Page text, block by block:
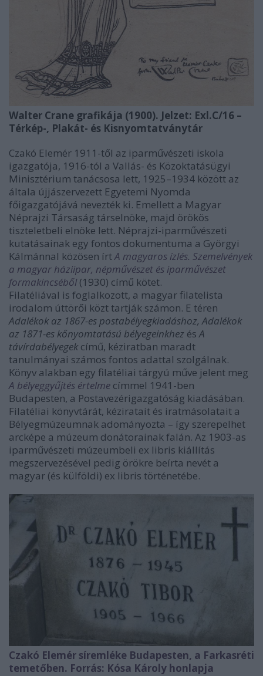
Walter Crane grafikája (1900). Jelzet: Exl.C/16 –
Térkép-, Plakát- és Kisnyomtatványtár
Czakó Elemér 1911-től az iparművészeti iskola
igazgatója, 1916-tól a Vallás- és Közoktatásügyi
Minisztérium tanácsosa lett, 1925–1934 között az
általa újjászervezett Egyetemi Nyomda
főigazgatójává nevezték ki. Emellett a Magyar
Néprajzi Társaság társelnöke, majd örökös
tiszteletbeli elnöke lett. Néprajzi-iparművészeti
kutatásainak egy fontos dokumentuma a Györgyi
Kálmánnal közösen írtA magyaros ízlés. Szemelvények
a magyar háziipar, népművészet és iparművészet
formakincséből(1930) című kötet.
Filatéliával is foglalkozott, a magyar filatelista
irodalom úttörői közt tartják számon. E téren
Adalékok az 1867-es postabélyegkiadáshoz, Adalékok
az 1871-es kőnyomtatású bélyegeinkhez ésA
távírdabélyegek című, kéziratban maradt
tanulmányai számos fontos adattal szolgálnak.
Könyv alakban egy filatéliai tárgyú műve jelent meg
A bélyeggyűjtés értelme címmel 1941-ben
Budapesten, a Postavezérigazgatóság kiadásában.
Filatéliai könyvtárát, kéziratait és iratmásolatait a
Bélyegmúzeumnak adományozta – így szerepelhet
arcképe a múzeum donátorainak falán. Az 1903-as
iparművészeti múzeumbeli ex libris kiállítás
megszervezésével pedig örökre beírta nevét a
magyar (és külföldi) ex libris történetébe.
Czakó Elemér síremléke Budapesten, a Farkasréti
temetőben. Forrás: Kósa Károly honlapja